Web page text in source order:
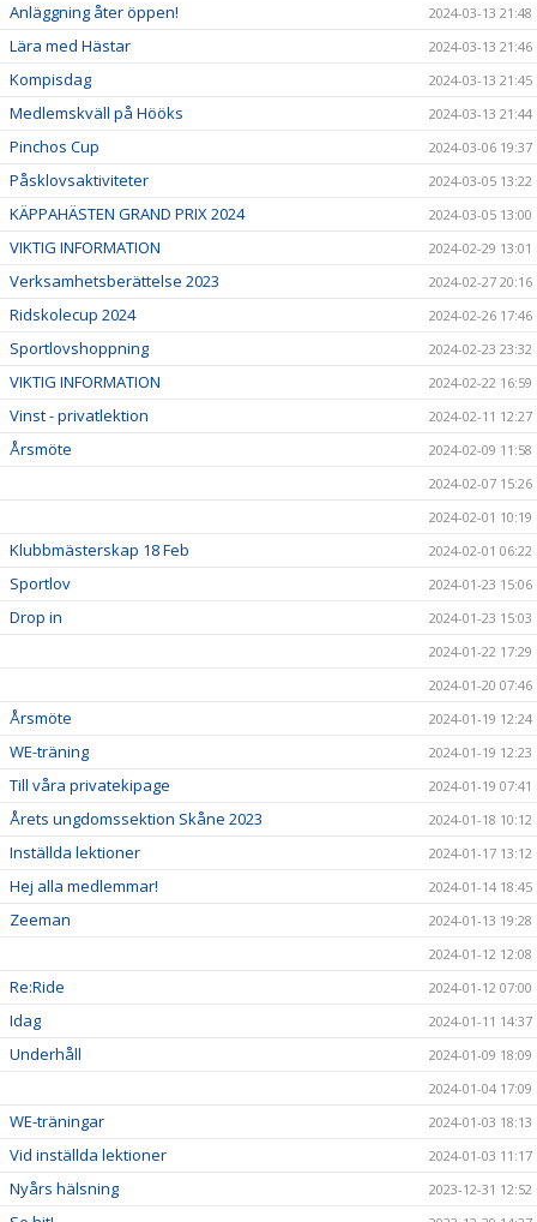
Anläggning åter öppen! 2024-03-13 21:48
Lära med Hästar 2024-03-13 21:46
Kompisdag 2024-03-13 21:45
Medlemskväll på Hööks 2024-03-13 21:44
Pinchos Cup 2024-03-06 19:37
Påsklovsaktiviteter 2024-03-05 13:22
KÄPPAHÄSTEN GRAND PRIX 2024 2024-03-05 13:00
VIKTIG INFORMATION 2024-02-29 13:01
Verksamhetsberättelse 2023 2024-02-27 20:16
Ridskolecup 2024 2024-02-26 17:46
Sportlovshoppning 2024-02-23 23:32
VIKTIG INFORMATION 2024-02-22 16:59
Vinst - privatlektion 2024-02-11 12:27
Årsmöte
2024-02-09 11:58
2024-02-07 15:26
2024-02-01 10:19
Klubbmästerskap 18 Feb 2024-02-01 06:22
Sportlov 2024-01-23 15:06
Drop in
2024-01-23 15:03
2024-01-22 17:29
2024-01-20 07:46
Årsmöte 2024-01-19 12:24
WE-träning 2024-01-19 12:23
Till våra privatekipage 2024-01-19 07:41
Årets ungdomssektion Skåne 2023 2024-01-18 10:12
Inställda lektioner 2024-01-17 13:12
Hej alla medlemmar! 2024-01-14 18:45
Zeeman
2024-01-13 19:28
2024-01-12 12:08
Re:Ride 2024-01-12 07:00
Idag 2024-01-11 14:37
Underhåll
2024-01-09 18:09
2024-01-04 17:09
WE-träningar 2024-01-03 18:13
Vid inställda lektioner 2024-01-03 11:17
Nyårs hälsning 2023-12-31 12:52